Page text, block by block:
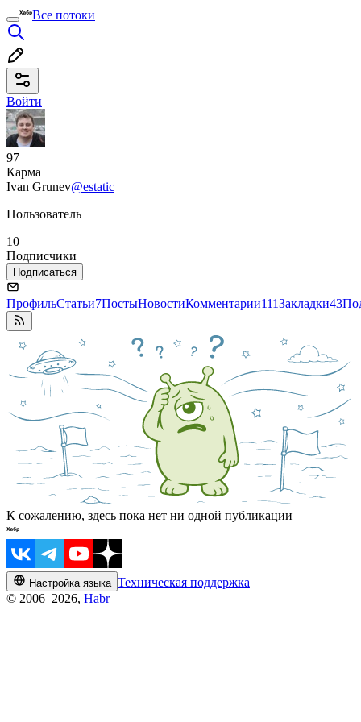
Все потоки
Войти
97
Карма
Ivan Grunev@estatic
Пользователь
10
Подписчики
Подписаться
ПрофильСтатьи7ПостыНовостиКомментарии111Закладки43
К сожалению, здесь пока нет ни одной публикации
Настройка языка Техническая поддержка
© 2006–2026, Habr